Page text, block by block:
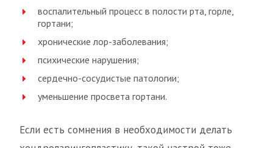
воспалительный процесс в полости рта, горле,
гортани;
хронические лор-заболевания;
психические нарушения;
сердечно-сосудистые патологии;
уменьшение просвета гортани.
Если есть сомнения в необходимости делать